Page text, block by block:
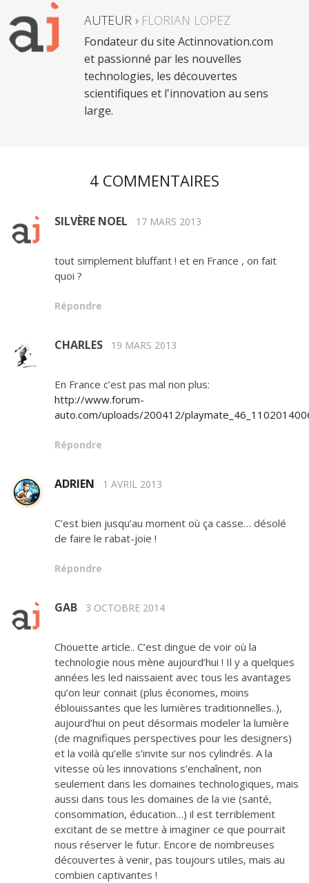
AUTEUR › FLORIAN LOPEZ
Fondateur du site Actinnovation.com
et passionné par les nouvelles
technologies, les découvertes
scientifiques et l'innovation au sens
large.
4 COMMENTAIRES
SILVÈRE NOEL 17 MARS 2013
tout simplement bluffant ! et en France , on fait
quoi ?
Répondre
CHARLES 19 MARS 2013
En France c’est pas mal non plus:
http://www.forum-
auto.com/uploads/200412/
Répondre
ADRIEN 1 AVRIL 2013
C’est bien jusqu’au moment où ça casse… désolé
de faire le rabat-joie !
Répondre
GAB 3 OCTOBRE 2014
Chouette article.. C’est dingue de voir où la
technologie nous mène aujourd’hui ! Il y a quelques
années les led naissaient avec tous les avantages
qu’on leur connait (plus économes, moins
éblouissantes que les lumières traditionnelles..),
aujourd’hui on peut désormais modeler la lumière
(de magnifiques perspectives pour les designers)
et la voilà qu’elle s’invite sur nos cylindrés. A la
vitesse où les innovations s’enchaînent, non
seulement dans les domaines technologiques, mais
aussi dans tous les domaines de la vie (santé,
consommation, éducation…) il est terriblement
excitant de se mettre à imaginer ce que pourrait
nous réserver le futur. Encore de nombreuses
découvertes à venir, pas toujours utiles, mais au
combien captivantes !